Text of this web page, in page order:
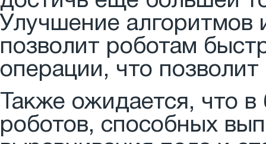
Улучшение алгоритмов
позволит роботам
операции, что
Также ожидается, что
роботов, способных